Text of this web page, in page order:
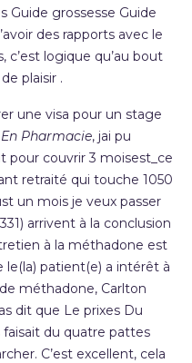
Guide grossesse Guide
des rapports avec le
logique qu’au bout
plaisir .
une visa pour un stage
Pharmacie, jai pu
pour couvrir 3 moisest_ce
retraité qui touche 1050
un mois je veux passer
arrivent à la conclusion
à la méthadone est
patient(e) a intérêt à
méthadone, Carlton
dit que Le prixes Du
du quatre pattes
C’est excellent, cela